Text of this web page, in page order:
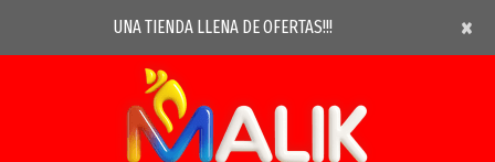
UNA TIENDA LLENA DE OFERTAS!!! ×
×